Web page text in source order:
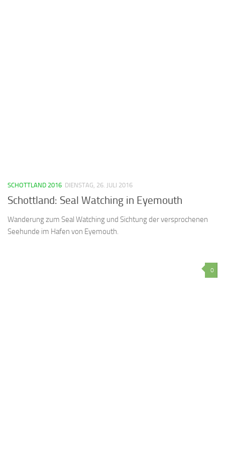
SCHOTTLAND 2016 DIENSTAG, 26. JULI 2016
Schottland: Seal Watching in Eyemouth
Wanderung zum Seal Watching und Sichtung der versprochenen
Seehunde im Hafen von Eyemouth.
0